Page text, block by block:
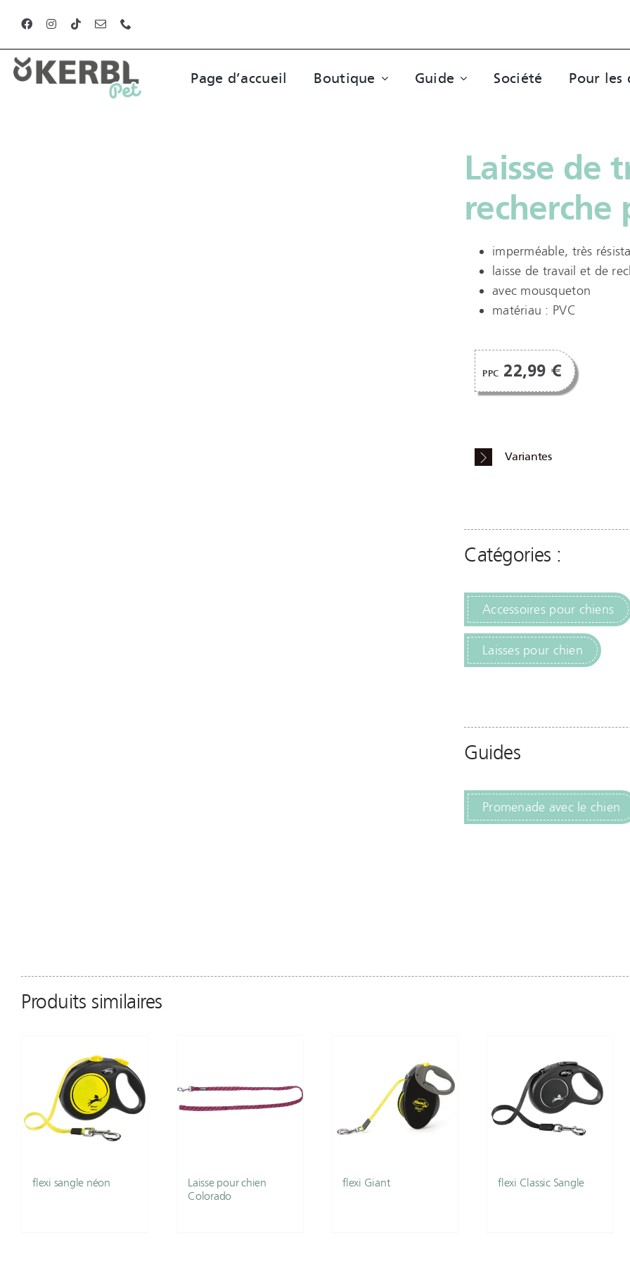
content
Page d’accueil Boutique Guide Société Pour les
Laisse de
recherche
imperméable, très
laisse de travail et de
avec mousqueton
matériau : PVC
PPC 22,99 €
Variantes
Catégories :
Accessoires pour chiens
Laisses pour chien
Guides
Promenade avec le chien
Produits similaires
flexi sangle néon
Laisse pour chien
Colorado
flexi Giant flexi Classic Sangle